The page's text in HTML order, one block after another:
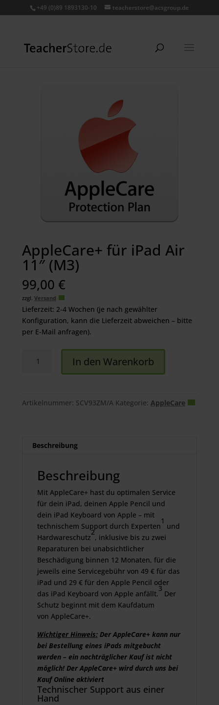
+49 (0)89 1893130-10 teacherstore@acsgroup.de
AppleCare+ für iPad Air
11″ (M3)
99,00 €
zzgl. Versand
Lieferzeit: 2-4 Wochen (je nach gewählter
Konfiguration, kann die Lieferzeit abweichen – bitte
per E-Mail anfragen).
11"
In den Warenkorb
Artikelnummer: SCV93ZM/A Kategorie: AppleCare
Beschreibung
Beschreibung
Mit AppleCare+ hast du optimalen Service
für dein iPad, deinen Apple Pencil und
dein iPad Keyboard von Apple – mit
technischem Support durch Experten
1
und
Hardwareschutz
2
, inklusive bis zu zwei
Reparaturen bei unabsichtlicher
Beschädigung binnen 12 Monaten, für die
jeweils eine Servicegebühr von 49 € für das
iPad und 29 € für den Apple Pencil oder
das iPad Keyboard von Apple anfällt.
3
Der
Schutz beginnt mit dem Kaufdatum
von AppleCare+.
Wichtiger Hinweis:Der AppleCare+ kann nur
bei Bestellung eines iPads mitgebucht
werden – ein nachträglicher Kauf ist nicht
möglich! Der AppleCare+ wird durch uns bei
Kauf Online aktiviert
Technischer Support aus einer
Hand